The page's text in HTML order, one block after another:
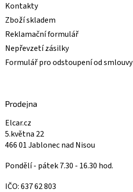
Kontakty
Zboží skladem
Reklamační formulář
Nepřevzetí zásilky
Formulář pro odstoupení od smlouvy
Prodejna
Elcar.cz
5.května 22
466 01 Jablonec nad Nisou
Pondělí - pátek 7.30 - 16.30 hod.
IČO: 637 62 803